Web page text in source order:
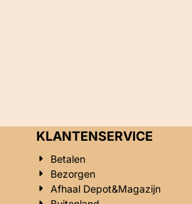
KLANTENSERVICE
Betalen
Bezorgen
Afhaal Depot&Magazijn